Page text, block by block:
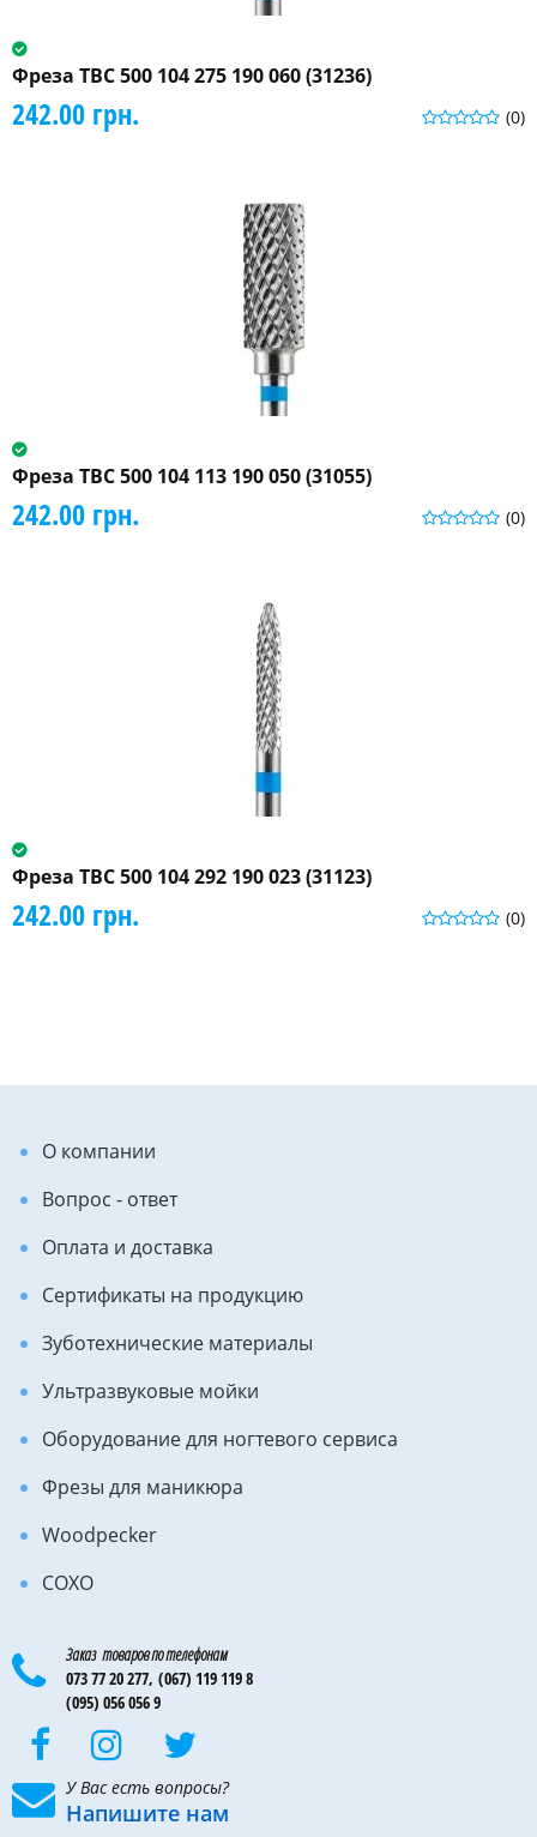
Фреза ТВС 500 104 275 190 060 (31236)
(0)
242.00 грн.
Фреза ТВС 500 104 113 190 050 (31055)
(0)
242.00 грн.
Фреза ТВС 500 104 292 190 023 (31123)
(0)
242.00 грн.
О компании
Вопрос - ответ
Оплата и доставка
Сертификаты на продукцию
Зуботехнические материалы
Ультразвуковые мойки
Оборудование для ногтевого сервиса
Фрезы для маникюра
Woodpecker
COXO
Заказ товаров по телефонам
073 77 20 277, (067) 119 119 8
(095) 056 056 9
У Вас есть вопросы?
Напишите нам